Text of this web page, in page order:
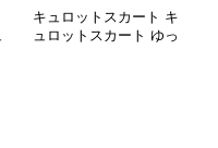
キュロットスカート キ
ュロットスカート ゆっ